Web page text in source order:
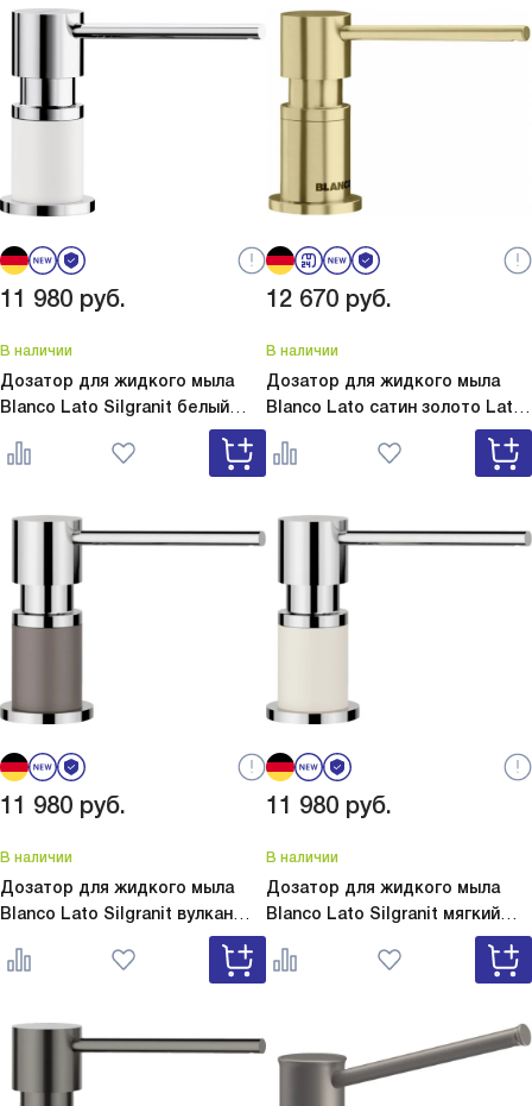
11 980 руб.
В наличии
Дозатор для жидкого мыла
Blanco Lato Silgranit белый
Lato Silgranit белый 525814
12 670 руб.
В наличии
Дозатор для жидкого мыла
Blanco Lato сатин золото Lato
11 980 руб.
В наличии
Дозатор для жидкого мыла
Blanco Lato Silgranit вулкан
Lato Silgranit вулкан
серый 526954
11 980 руб.
В наличии
Дозатор для жидкого мыла
Blanco Lato Silgranit мягкий
Lato Silgranit мягкий
белый 526955